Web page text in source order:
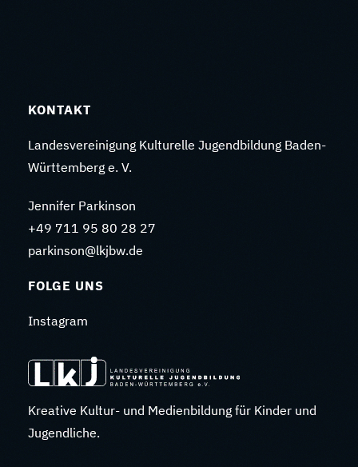
KONTAKT
Landesvereinigung Kulturelle Jugendbildung Baden-
Württemberg e. V.
Jennifer Parkinson
+49 711 95 80 28 27
parkinson@lkjbw.de
FOLGE UNS
Instagram
Kreative Kultur- und Medienbildung für Kinder und
Jugendliche.